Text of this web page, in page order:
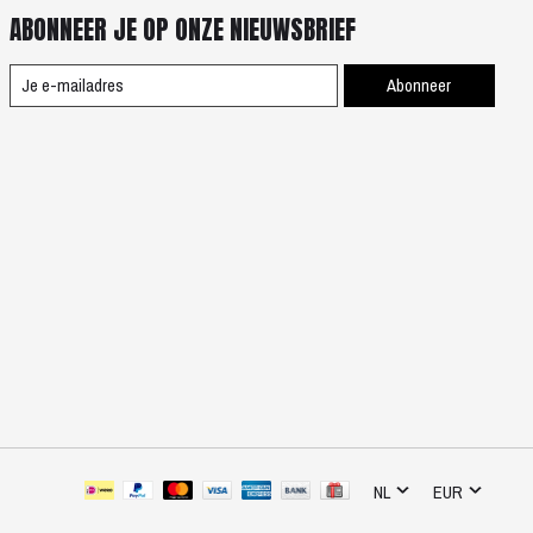
ABONNEER JE OP ONZE NIEUWSBRIEF
Abonneer
NL EUR